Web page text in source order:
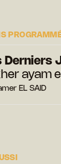
Derniers
ayam
EL SAID